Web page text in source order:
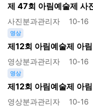
제 47회 아림예술제 사
사진분과관리자 10-16
영상
제12회 아림예술제 아
영상분과관리자 10-16
영상
제12회 아림예술제 아
영상분과관리자 10-16